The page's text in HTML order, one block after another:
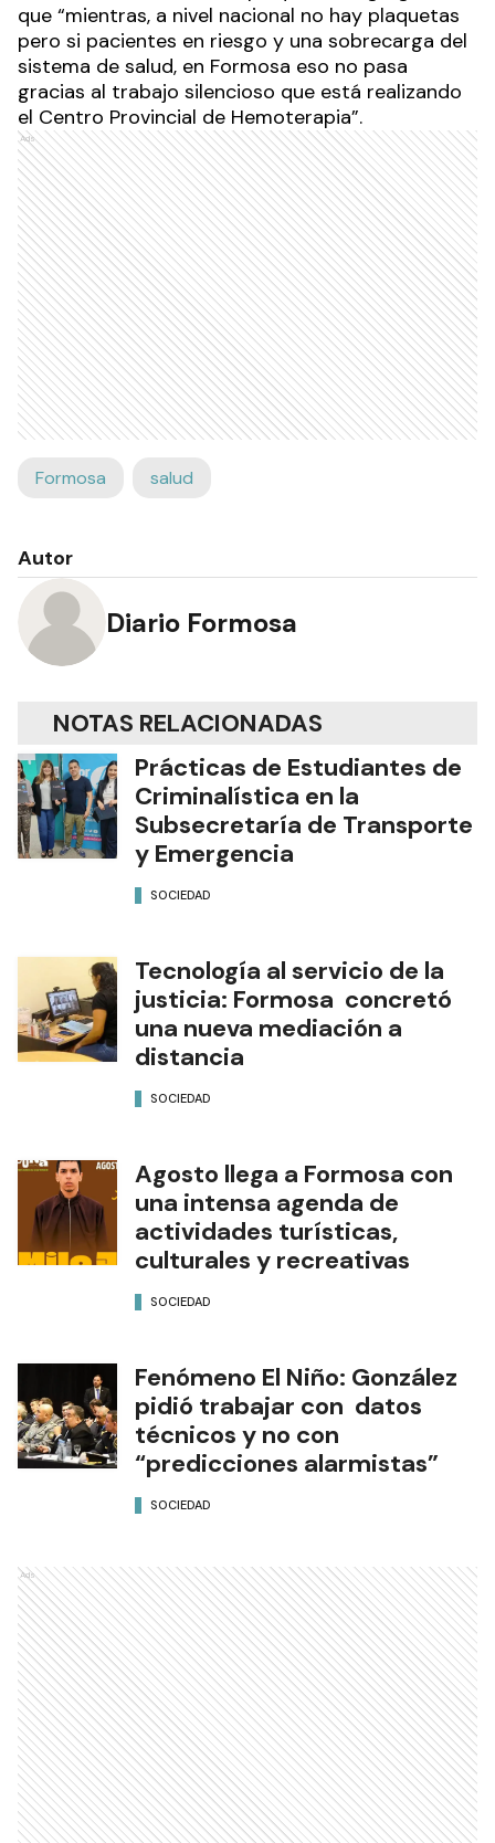
que “mientras, a nivel nacional no hay plaquetas
pero si pacientes en riesgo y una sobrecarga del
sistema de salud, en Formosa eso no pasa
gracias al trabajo silencioso que está realizando
el Centro Provincial de Hemoterapia”.
Ads
Formosa salud
Autor
Diario Formosa
NOTAS RELACIONADAS
Prácticas de Estudiantes de
Criminalística en la
Subsecretaría de Transporte
y Emergencia
SOCIEDAD
Tecnología al servicio de la
justicia: Formosa concretó
una nueva mediación a
distancia
SOCIEDAD
Agosto llega a Formosa con
una intensa agenda de
actividades turísticas,
culturales y recreativas
SOCIEDAD
Fenómeno El Niño: González
pidió trabajar con datos
técnicos y no con
“predicciones alarmistas”
SOCIEDAD
Ads